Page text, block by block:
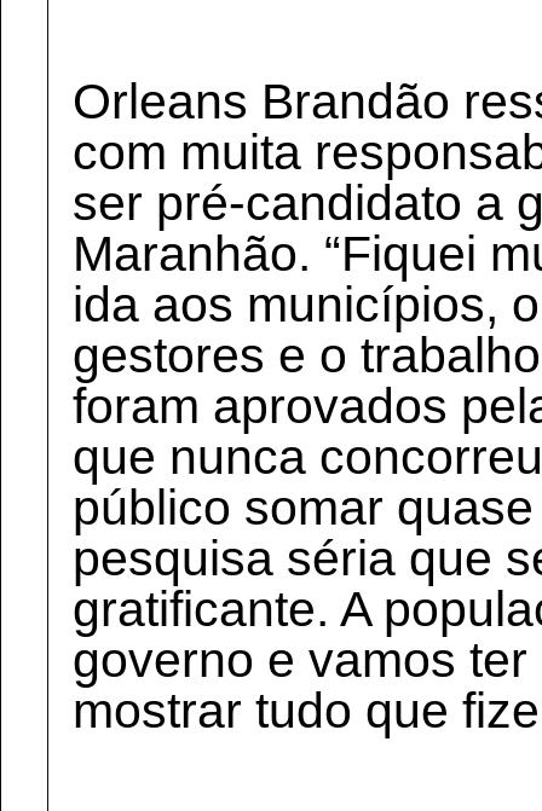
Orleans Brandão
com muita
ser pré-candidato a
Maranhão. “Fiquei
ida aos municípios,
gestores e o
foram aprovados
que nunca
público somar
pesquisa séria que
gratificante. A
governo e vamos
mostrar tudo que